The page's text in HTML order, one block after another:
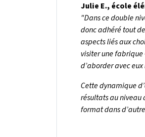
Julie E., école
"Dans ce double
donc adhéré tout
aspects liés aux
visiter une fabrique
d’aborder avec
Cette dynamique
résultats au niveau
format dans